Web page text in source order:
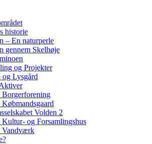
historie
– En naturperle
gennem Skelhøje
og Projekter
Lysgård
Borgerforening
Volden 2
Kultur- og Forsamlingshus
Vandværk